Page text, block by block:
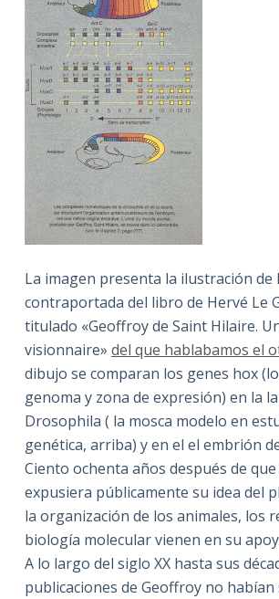
La imagen presenta la ilustración de
contraportada del libro de Hervé Le
titulado «Geoffroy de Saint Hilaire.
visionnaire» del que hablabamos el
dibujo se comparan los genes hox
genoma y zona de expresión) en la
Drosophila ( la mosca modelo en
genética, arriba) y en el el embrión
Ciento ochenta años después de
expusiera públicamente su idea del
la organización de los animales, los
biología molecular vienen en su
A lo largo del siglo XX hasta sus
publicaciones de Geoffroy no habían